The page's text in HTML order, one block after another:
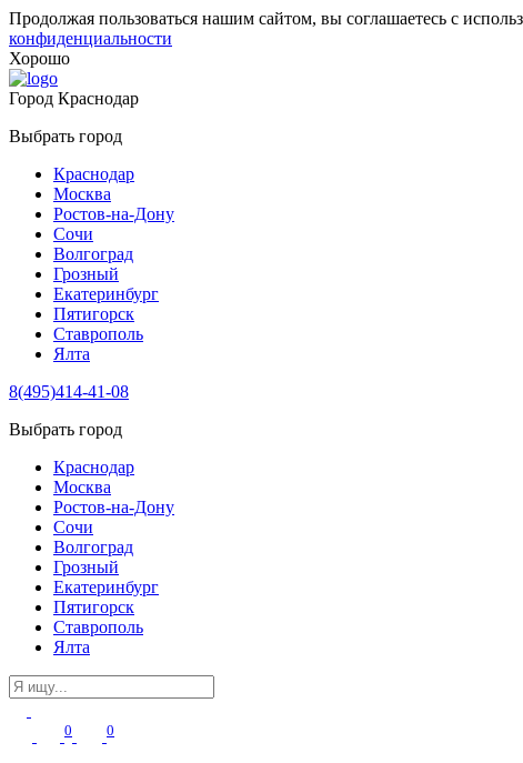
Продолжая пользоваться нашим сайтом, вы соглашаетесь с
конфиденциальности
Хорошо
Город Краснодар
Выбрать город
Краснодар
Москва
Ростов-на-Дону
Сочи
Волгоград
Грозный
Екатеринбург
Пятигорск
Ставрополь
Ялта
8(495)414-41-08
Выбрать город
Краснодар
Москва
Ростов-на-Дону
Сочи
Волгоград
Грозный
Екатеринбург
Пятигорск
Ставрополь
Ялта
0 0